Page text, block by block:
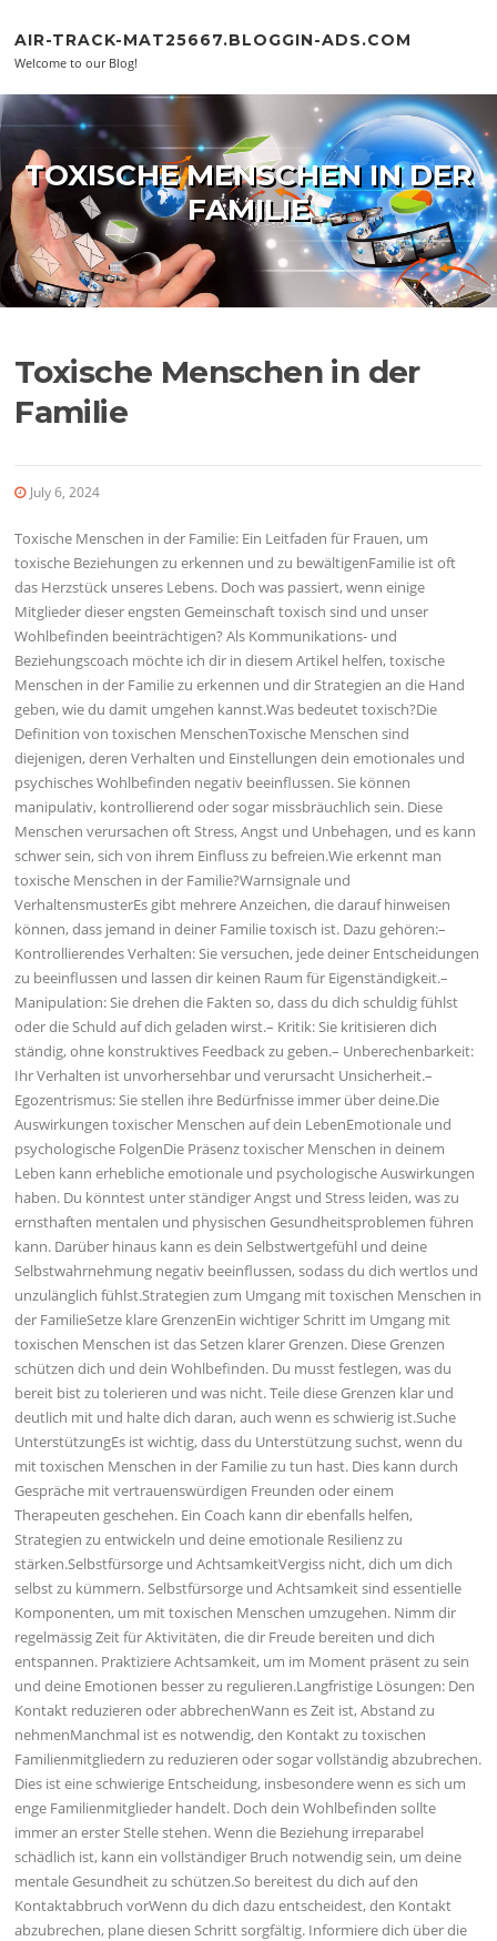
AIR-TRACK-MAT25667.BLOGGIN-ADS.COM
Welcome to our Blog!
TOXISCHE MENSCHEN IN DER
FAMILIE
Toxische Menschen in der
Familie
July 6, 2024
Toxische Menschen in der Familie: Ein Leitfaden für Frauen, um
toxische Beziehungen zu erkennen und zu bewältigenFamilie ist oft
das Herzstück unseres Lebens. Doch was passiert, wenn einige
Mitglieder dieser engsten Gemeinschaft toxisch sind und unser
Wohlbefinden beeinträchtigen? Als Kommunikations- und
Beziehungscoach möchte ich dir in diesem Artikel helfen, toxische
Menschen in der Familie zu erkennen und dir Strategien an die Hand
geben, wie du damit umgehen kannst.Was bedeutet toxisch?Die
Definition von toxischen MenschenToxische Menschen sind
diejenigen, deren Verhalten und Einstellungen dein emotionales und
psychisches Wohlbefinden negativ beeinflussen. Sie können
manipulativ, kontrollierend oder sogar missbräuchlich sein. Diese
Menschen verursachen oft Stress, Angst und Unbehagen, und es kann
schwer sein, sich von ihrem Einfluss zu befreien.Wie erkennt man
toxische Menschen in der Familie?Warnsignale und
VerhaltensmusterEs gibt mehrere Anzeichen, die darauf hinweisen
können, dass jemand in deiner Familie toxisch ist. Dazu gehören:–
Kontrollierendes Verhalten: Sie versuchen, jede deiner Entscheidungen
zu beeinflussen und lassen dir keinen Raum für Eigenständigkeit.–
Manipulation: Sie drehen die Fakten so, dass du dich schuldig fühlst
oder die Schuld auf dich geladen wirst.– Kritik: Sie kritisieren dich
ständig, ohne konstruktives Feedback zu geben.– Unberechenbarkeit:
Ihr Verhalten ist unvorhersehbar und verursacht Unsicherheit.–
Egozentrismus: Sie stellen ihre Bedürfnisse immer über deine.Die
Auswirkungen toxischer Menschen auf dein LebenEmotionale und
psychologische FolgenDie Präsenz toxischer Menschen in deinem
Leben kann erhebliche emotionale und psychologische Auswirkungen
haben. Du könntest unter ständiger Angst und Stress leiden, was zu
ernsthaften mentalen und physischen Gesundheitsproblemen führen
kann. Darüber hinaus kann es dein Selbstwertgefühl und deine
Selbstwahrnehmung negativ beeinflussen, sodass du dich wertlos und
unzulänglich fühlst.Strategien zum Umgang mit toxischen Menschen in
der FamilieSetze klare GrenzenEin wichtiger Schritt im Umgang mit
toxischen Menschen ist das Setzen klarer Grenzen. Diese Grenzen
schützen dich und dein Wohlbefinden. Du musst festlegen, was du
bereit bist zu tolerieren und was nicht. Teile diese Grenzen klar und
deutlich mit und halte dich daran, auch wenn es schwierig ist.Suche
UnterstützungEs ist wichtig, dass du Unterstützung suchst, wenn du
mit toxischen Menschen in der Familie zu tun hast. Dies kann durch
Gespräche mit vertrauenswürdigen Freunden oder einem
Therapeuten geschehen. Ein Coach kann dir ebenfalls helfen,
Strategien zu entwickeln und deine emotionale Resilienz zu
stärken.Selbstfürsorge und AchtsamkeitVergiss nicht, dich um dich
selbst zu kümmern. Selbstfürsorge und Achtsamkeit sind essentielle
Komponenten, um mit toxischen Menschen umzugehen. Nimm dir
regelmässig Zeit für Aktivitäten, die dir Freude bereiten und dich
entspannen. Praktiziere Achtsamkeit, um im Moment präsent zu sein
und deine Emotionen besser zu regulieren.Langfristige Lösungen: Den
Kontakt reduzieren oder abbrechenWann es Zeit ist, Abstand zu
nehmenManchmal ist es notwendig, den Kontakt zu toxischen
Familienmitgliedern zu reduzieren oder sogar vollständig abzubrechen.
Dies ist eine schwierige Entscheidung, insbesondere wenn es sich um
enge Familienmitglieder handelt. Doch dein Wohlbefinden sollte
immer an erster Stelle stehen. Wenn die Beziehung irreparabel
schädlich ist, kann ein vollständiger Bruch notwendig sein, um deine
mentale Gesundheit zu schützen.So bereitest du dich auf den
Kontaktabbruch vorWenn du dich dazu entscheidest, den Kontakt
abzubrechen, plane diesen Schritt sorgfältig. Informiere dich über die